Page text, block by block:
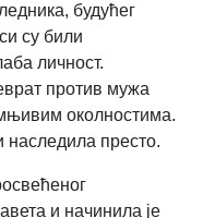
будућег
су били
личност.
против мужа
околностима.
наследила престо.
и начинила је